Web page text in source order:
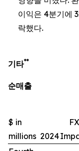
이익은 4분기에
락했다.
기타**
순매출
$ in
millions 2024
FX